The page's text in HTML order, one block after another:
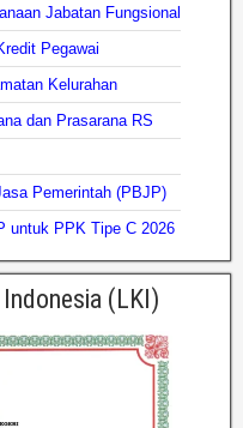
Jabatan Fungsional
Pegawai
Kelurahan
dan Prasarana RS
Pemerintah (PBJP)
untuk PPK Tipe C 2026
(LKI)